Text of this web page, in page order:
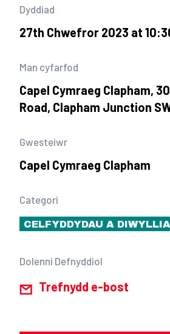
Dyddiad
27th Chwefror 2023 at
Man cyfarfod
Capel Cymraeg Clapham,
Road, Clapham Junction
Gwesteiwr
Capel Cymraeg Clapham
Categori
CELFYDDYDAU A
Dolenni Defnyddiol
Trefnydd e-bost